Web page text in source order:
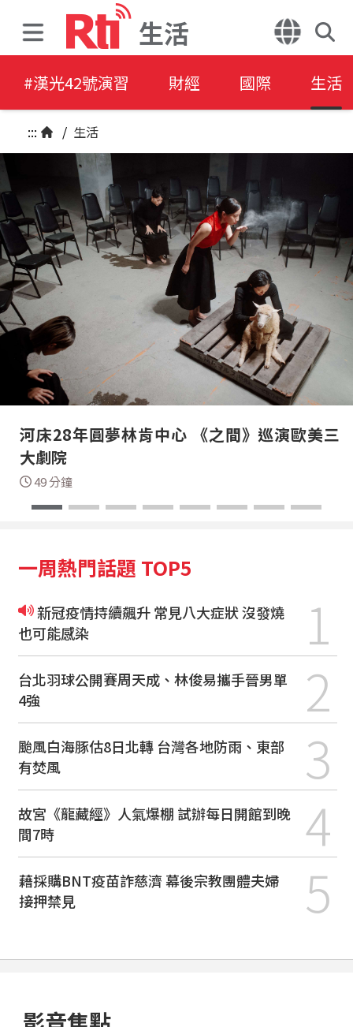
生活
#漢光42號演習 財經 國際 生活
::: / 生活
河床28年圓夢林肯中心 《之間》巡演歐美三
大劇院
49 分鐘
一周熱門話題 TOP5
新冠疫情持續飆升 常見八大症狀 沒發燒
也可能感染
1
台北羽球公開賽周天成、林俊易攜手晉男單
4強
2
颱風白海豚估8日北轉 台灣各地防雨、東部
有焚風
3
故宮《龍藏經》人氣爆棚 試辦每日開館到晚
間7時
4
藉採購BNT疫苗詐慈濟 幕後宗教團體夫婦
接押禁見
5